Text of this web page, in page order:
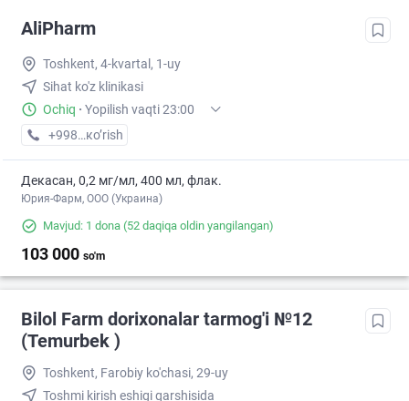
AliPharm
Toshkent, 4-kvartal, 1-uy
Sihat ko'z klinikasi
Ochiq · Yopilish vaqti 23:00
+998 (99) XXX-XX-XX
кo’rish
Декасан, 0,2 мг/мл, 400 мл, флак.
Юрия-Фарм, ООО (Украина)
Mavjud: 1 dona (52 daqiqa oldin yangilangan)
103 000 so'm
Bilol Farm dorixonalar tarmog'i №12
(Temurbek )
Toshkent, Farobiy ko'chasi, 29-uy
Toshmi kirish eshigi qarshisida